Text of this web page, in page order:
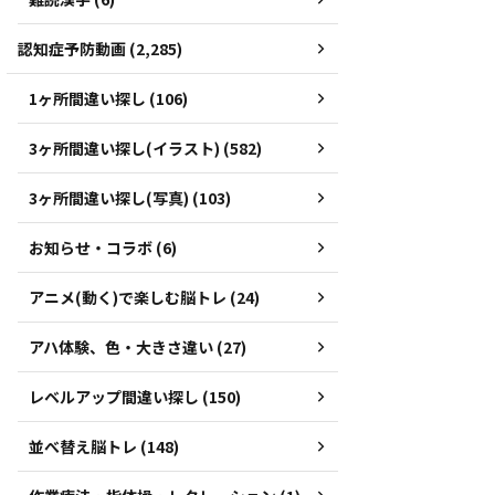
認知症予防動画 (2,285)
1ヶ所間違い探し (106)
3ヶ所間違い探し(イラスト) (582)
3ヶ所間違い探し(写真) (103)
お知らせ・コラボ (6)
アニメ(動く)で楽しむ脳トレ (24)
アハ体験、色・大きさ違い (27)
レベルアップ間違い探し (150)
並べ替え脳トレ (148)